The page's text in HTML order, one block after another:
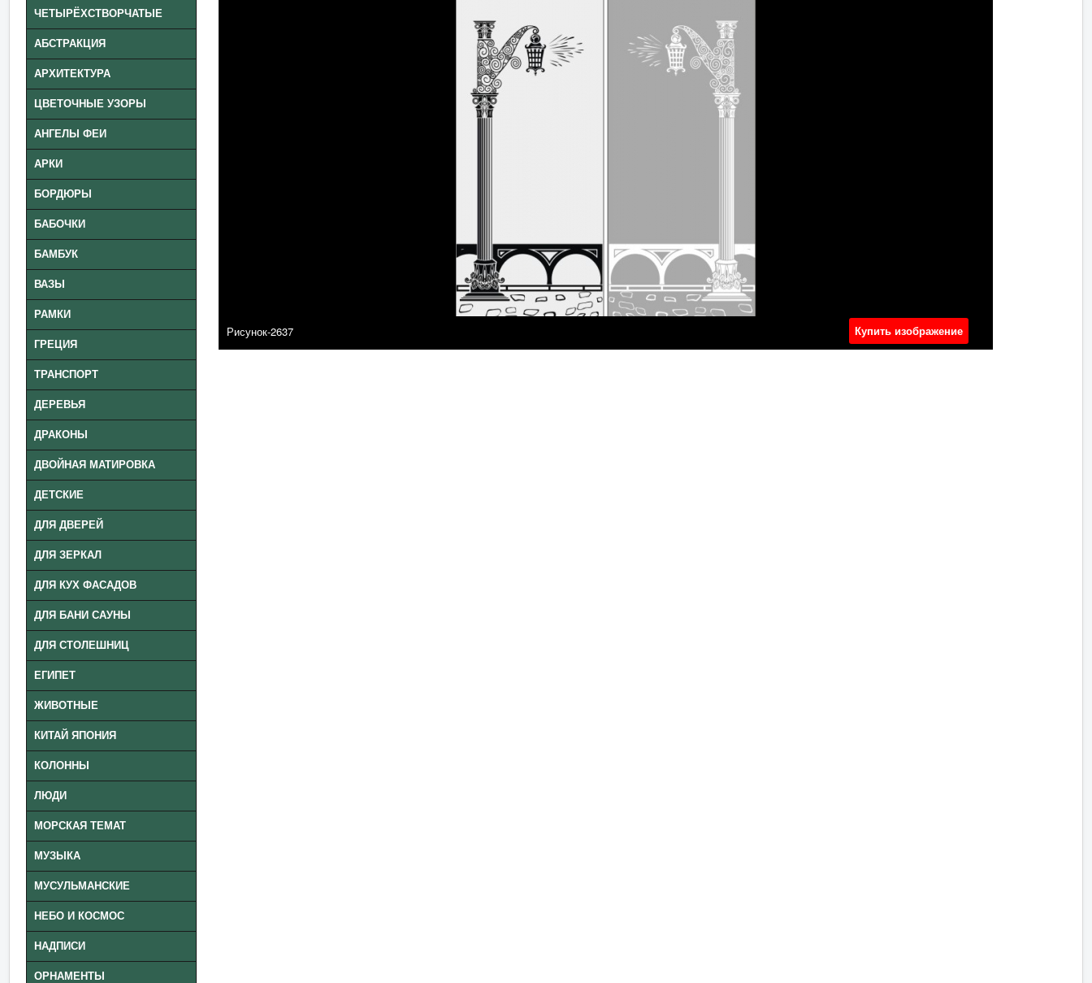
ЧЕТЫРЁХСТВОРЧАТЫЕ
АБСТРАКЦИЯ
АРХИТЕКТУРА
ЦВЕТОЧНЫЕ УЗОРЫ
АНГЕЛЫ ФЕИ
АРКИ
БОРДЮРЫ
БАБОЧКИ
БАМБУК
ВАЗЫ
РАМКИ
ГРЕЦИЯ
ТРАНСПОРТ
ДЕРЕВЬЯ
ДРАКОНЫ
ДВОЙНАЯ МАТИРОВКА
ДЕТСКИЕ
ДЛЯ ДВЕРЕЙ
ДЛЯ ЗЕРКАЛ
ДЛЯ КУХ ФАСАДОВ
ДЛЯ БАНИ САУНЫ
ДЛЯ СТОЛЕШНИЦ
ЕГИПЕТ
ЖИВОТНЫЕ
КИТАЙ ЯПОНИЯ
КОЛОННЫ
ЛЮДИ
МОРСКАЯ ТЕМАТ
МУЗЫКА
МУСУЛЬМАНСКИЕ
НЕБО И КОСМОС
НАДПИСИ
ОРНАМЕНТЫ
Рисунок-2637 Купить изображение